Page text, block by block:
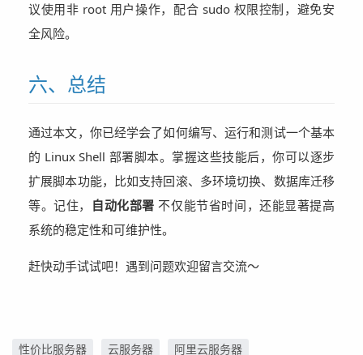
议使用非 root 用户操作，配合 sudo 权限控制，避免安
全风险。
六、总结
通过本文，你已经学会了如何编写、运行和测试一个基本
的 Linux Shell 部署脚本。掌握这些技能后，你可以逐步
扩展脚本功能，比如支持回滚、多环境切换、数据库迁移
等。记住，
自动化部署 不仅能节省时间，还能显著提高
系统的稳定性和可维护性。
赶快动手试试吧！遇到问题欢迎留言交流～
性价比服务器 云服务器 阿里云服务器